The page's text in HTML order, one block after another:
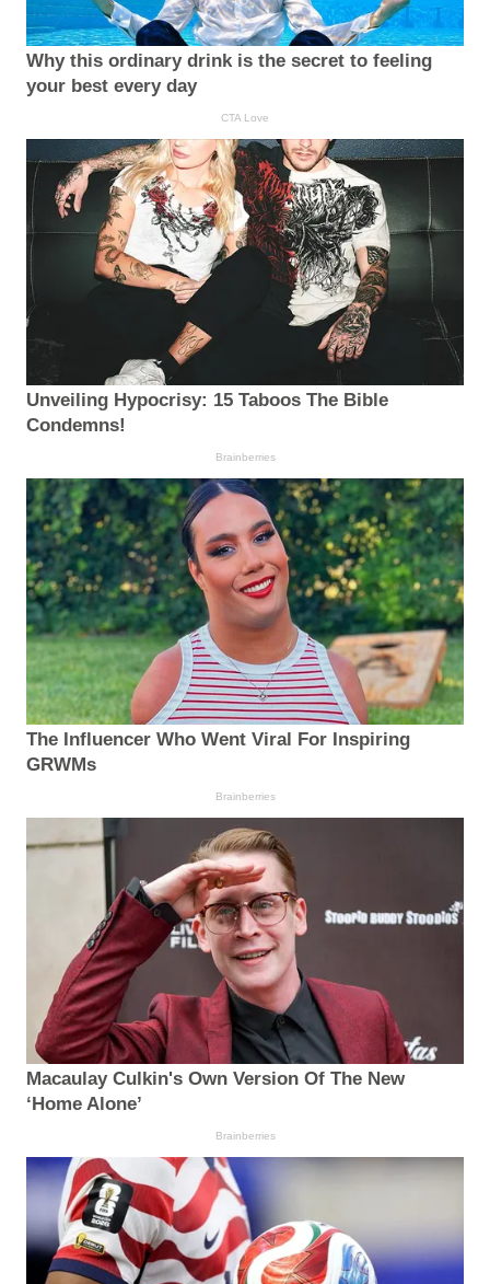
Why this ordinary drink is the secret to feeling
your best every day
CTA Love
Unveiling Hypocrisy: 15 Taboos The Bible
Condemns!
Brainberries
The Influencer Who Went Viral For Inspiring
GRWMs
Brainberries
Macaulay Culkin's Own Version Of The New
‘Home Alone’
Brainberries